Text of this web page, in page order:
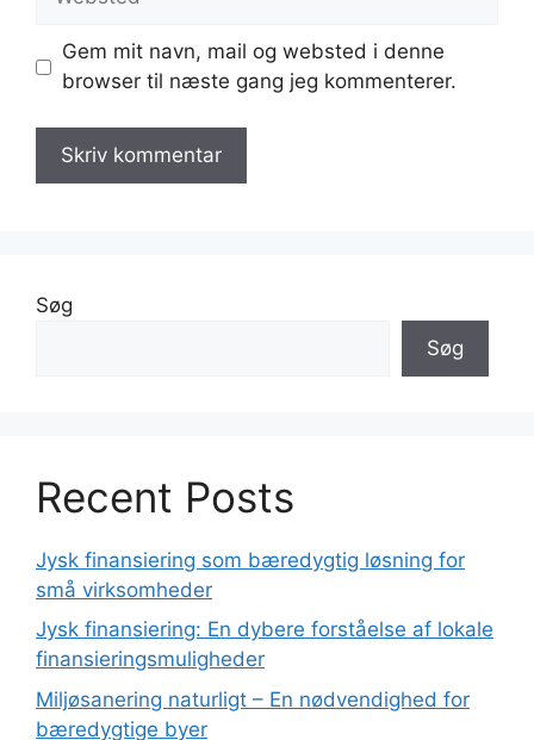
Gem mit navn, mail og websted i denne
browser til næste gang jeg kommenterer.
Søg
Søg
Recent Posts
Jysk finansiering som bæredygtig løsning for
små virksomheder
Jysk finansiering: En dybere forståelse af lokale
finansieringsmuligheder
Miljøsanering naturligt – En nødvendighed for
bæredygtige byer